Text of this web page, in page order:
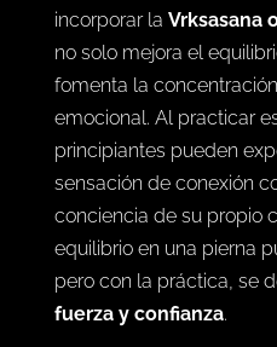
incorporar la Vrksasana
no solo mejora el
fomenta la
emocional. Al practicar
principiantes pueden
sensación de conexión
conciencia de su propio
equilibrio en una pierna
pero con la práctica, se
fuerza y confianza.